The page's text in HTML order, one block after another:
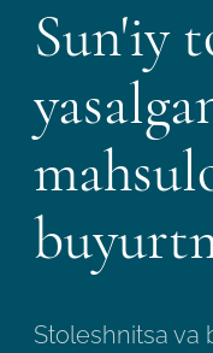
Sun'iy
Stoleshnitsa va